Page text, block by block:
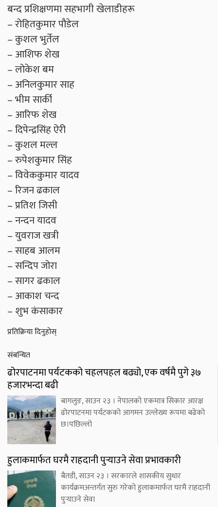
बन्द प्रशिक्षणमा सहभागी खेलाडीहरू
– रोहितकुमार पौडेल
– कुशल भुर्तेल
– आशिफ शेख
– लोकेश बम
– अनिलकुमार साह
– भीम सार्की
– आरिफ शेख
– दिपेन्द्रसिंह ऐरी
– कुशल मल्ल
– रुपेशकुमार सिंह
– विवेककुमार यादव
– रिजन ढकाल
– प्रतिश जिसी
– नन्दन यादव
– युवराज खत्री
– साहब आलम
– सन्दिप जोरा
– सागर ढकाल
– आकाश चन्द
– शुभ कंसाकार
प्रतिक्रिया दिनुहोस्
संबन्धित
ढोरपाटनमा पर्यटकको चहलपहल बढ्यो, एक वर्षमै पुगे ३७
हजारभन्दा बढी
बागलुङ, साउन २३ । नेपालको एकमात्र सिकार आरक्ष
ढोरपाटनमा पर्यटकको आगमन उल्लेख्य रूपमा बढेको
छ।पछिल्लो
हुलाकमार्फत घरमै राहदानी पुर्‍याउने सेवा प्रभावकारी
बैतडी, साउन २३ । सरकारले शासकीय सुधार
कार्यक्रमअन्तर्गत सुरु गरेको हुलाकमार्फत घरमै राहदानी
पुर्‍याउने सेवा